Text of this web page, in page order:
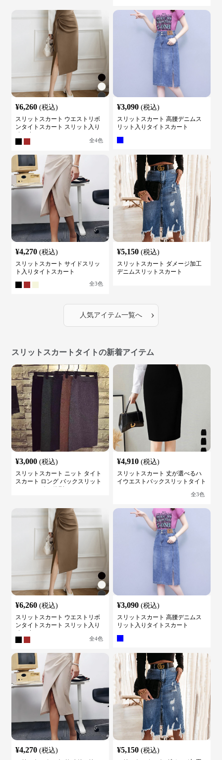
¥6,260 (税込)
スリットスカート ウエストリボ
ンタイトスカート スリット入り
全4色
¥3,090 (税込)
スリットスカート 高腰デニムス
リット入りタイトスカート
¥4,270 (税込)
スリットスカート サイドスリッ
ト入りタイトスカート
全3色
¥5,150 (税込)
スリットスカート ダメージ加工
デニムスリットスカート
人気アイテム一覧へ ›
スリットスカートタイトの新着アイテム
¥3,000 (税込)
スリットスカート ニット タイト
スカート ロング バックスリット
¥4,910 (税込)
スリットスカート 丈が選べるハ
イウエストバックスリットタイト
全3色
¥6,260 (税込)
スリットスカート ウエストリボ
ンタイトスカート スリット入り
全4色
¥3,090 (税込)
スリットスカート 高腰デニムス
リット入りタイトスカート
¥4,270 (税込) ¥5,150 (税込)